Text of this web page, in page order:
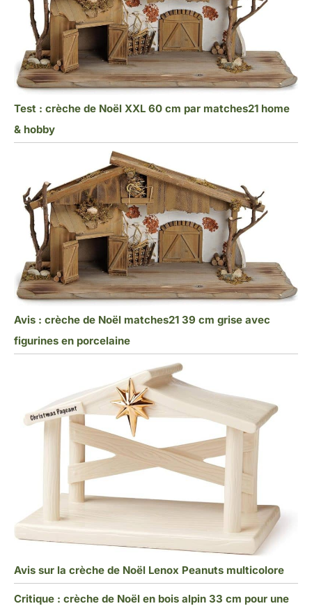
Test : crèche de Noël XXL 60 cm par matches21 home
& hobby
Avis : crèche de Noël matches21 39 cm grise avec
figurines en porcelaine
Avis sur la crèche de Noël Lenox Peanuts multicolore
Critique : crèche de Noël en bois alpin 33 cm pour une